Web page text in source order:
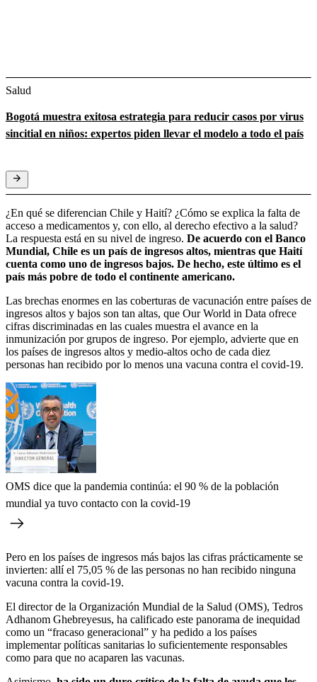
Salud
Bogotá muestra exitosa estrategia para reducir casos por virus
sincitial en niños: expertos piden llevar el modelo a todo el país
¿En qué se diferencian Chile y Haití? ¿Cómo se explica la falta de
acceso a medicamentos y, con ello, al derecho efectivo a la salud?
La respuesta está en su nivel de ingreso. De acuerdo con el Banco
Mundial, Chile es un país de ingresos altos, mientras que Haití
cuenta como uno de ingresos bajos. De hecho, este último es el
país más pobre de todo el continente americano.
Las brechas enormes en las coberturas de vacunación entre países de
ingresos altos y bajos son tan altas, que Our World in Data ofrece
cifras discriminadas en las cuales muestra el avance en la
inmunización por grupos de ingreso. Por ejemplo, advierte que en
los países de ingresos altos y medio-altos ocho de cada diez
personas han recibido por lo menos una vacuna contra el covid-19.
OMS dice que la pandemia continúa: el 90 % de la población
mundial ya tuvo contacto con la covid-19
Pero en los países de ingresos más bajos las cifras prácticamente se
invierten: allí el 75,05 % de las personas no han recibido ninguna
vacuna contra la covid-19.
El director de la Organización Mundial de la Salud (OMS), Tedros
Adhanom Ghebreyesus, ha calificado este panorama de inequidad
como un “fracaso generacional” y ha pedido a los países
implementar políticas sanitarias lo suficientemente responsables
como para que no acaparen las vacunas.